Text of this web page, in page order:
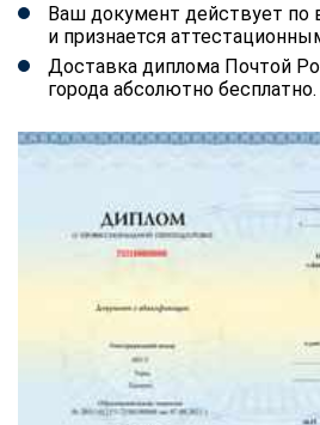
Ваш документ действует по
и признается
Доставка диплома Почтой
города абсолютно бесплатно.